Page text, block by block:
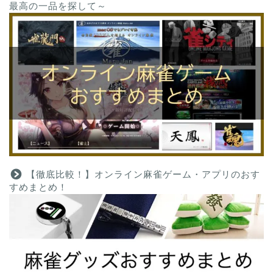
最高の一品を探して～
【徹底比較！】オンライン麻雀ゲーム・アプリのおす
すめまとめ！